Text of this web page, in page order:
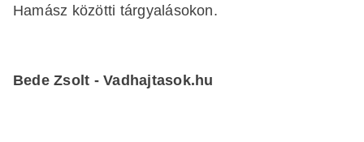
Hamász közötti tárgyalásokon.
Bede Zsolt - Vadhajtasok.hu